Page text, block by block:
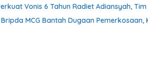
Vonis 6 Tahun Radiet Adiansyah,
MCG Bantah Dugaan